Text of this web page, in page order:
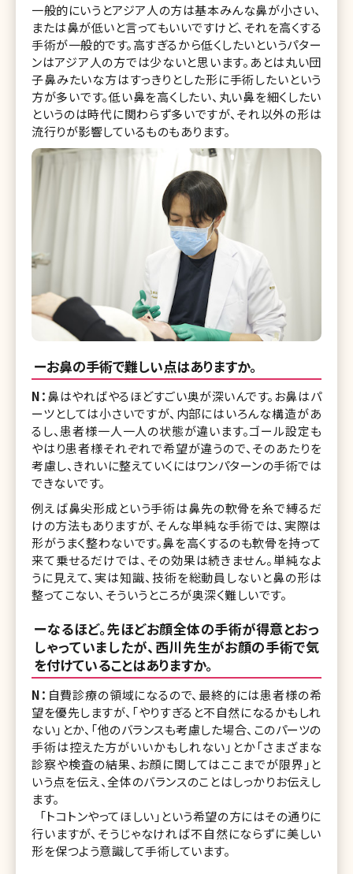
一般的にいうとアジア人の方は基本みんな鼻が小さい、
または鼻が低いと言ってもいいですけど、それを高くする
手術が一般的です。高すぎるから低くしたいというパター
ンはアジア人の方では少ないと思います。あとは丸い団
子鼻みたいな方はすっきりとした形に手術したいという
方が多いです。低い鼻を高くしたい、丸い鼻を細くしたい
というのは時代に関わらず多いですが、それ以外の形は
流行りが影響しているものもあります。
ーお鼻の手術で難しい点はありますか。
N：鼻はやればやるほどすごい奥が深いんです。お鼻はパ
ーツとしては小さいですが、内部にはいろんな構造があ
るし、患者様一人一人の状態が違います。ゴール設定も
やはり患者様それぞれで希望が違うので、そのあたりを
考慮し、きれいに整えていくにはワンパターンの手術では
できないです。
例えば鼻尖形成という手術は鼻先の軟骨を糸で縛るだ
けの方法もありますが、そんな単純な手術では、実際は
形がうまく整わないです。鼻を高くするのも軟骨を持って
来て乗せるだけでは、その効果は続きません。単純なよ
うに見えて、実は知識、技術を総動員しないと鼻の形は
整ってこない、そういうところが奥深く難しいです。
ーなるほど。先ほどお顔全体の手術が得意とおっ
しゃっていましたが、西川先生がお顔の手術で気
を付けていることはありますか。
N： 自費診療の領域になるので、最終的には患者様の希
望を優先しますが、「やりすぎると不自然になるかもしれ
ない」とか、「他のバランスも考慮した場合、このパーツの
手術は控えた方がいいかもしれない」とか「さまざまな
診察や検査の結果、お顔に関してはここまでが限界」と
いう点を伝え、全体のバランスのことはしっかりお伝えし
ます。
「トコトンやってほしい」という希望の方にはその通りに
行いますが、そうじゃなければ不自然にならずに美しい
形を保つよう意識して手術しています。